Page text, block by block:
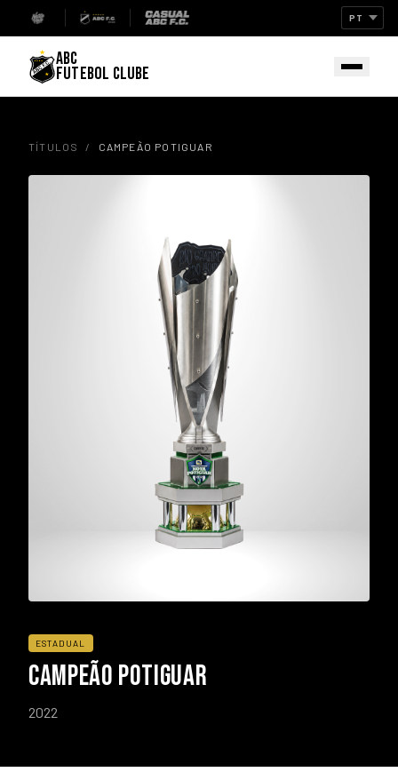
ABC
FUTEBOL CLUBE
TÍTULOS / CAMPEÃO POTIGUAR
ESTADUAL
CAMPEÃO POTIGUAR
2022